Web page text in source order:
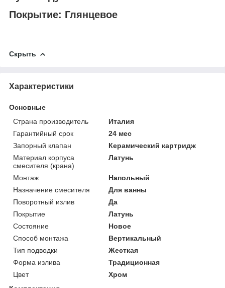
Покрытие: Глянцевое
Скрыть
Характеристики
Основные
Страна производитель
Италия
Гарантийный срок
24 мес
Запорный клапан
Керамический картридж
Материал корпуса
смесителя (крана)
Латунь
Монтаж
Напольный
Назначение смесителя
Для ванны
Поворотный излив
Да
Покрытие
Латунь
Состояние
Новое
Способ монтажа
Вертикальный
Тип подводки
Жесткая
Форма излива
Традиционная
Цвет
Хром